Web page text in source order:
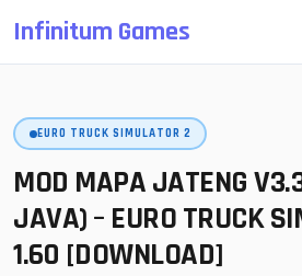
Infinitum Games
SUGESTÕES
Mods OMSI 2
Proton Bus Simulator
Mods ETS 2
EURO TRUCK SIMULATOR 2
MOD MAPA JATENG
JAVA) – EURO TRUCK
1.60 [DOWNLOAD]